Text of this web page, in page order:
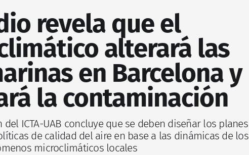
revela que el
alterará las
en Barcelona y
la contaminación
del ICTA-UAB concluye que se deben diseñar los planes
de calidad del aire en base a las dinámicas de los
microclimáticos locales